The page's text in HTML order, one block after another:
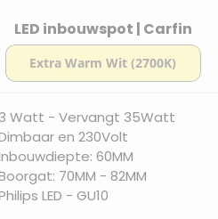
LED inbouwspot | Carfin
3 Watt - Vervangt 35Watt
en 230Volt
60MM
70MM - 82MM
LED - GU10